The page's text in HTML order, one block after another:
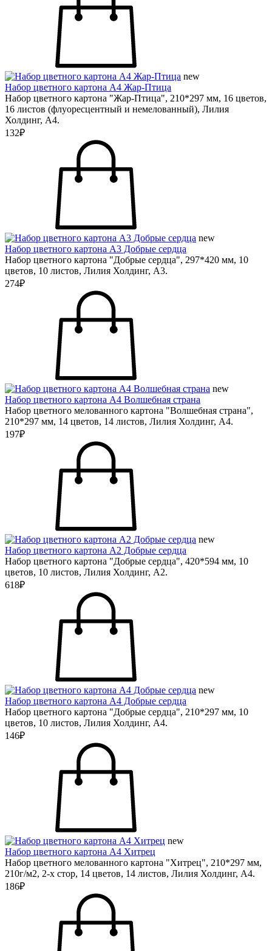
new
Набор цветного картона А4 Жар-Птица
Набор цветного картона "Жар-Птица", 210*297 мм, 16 цветов,
16 листов (флуоресцентный и немелованный), Лилия
Холдинг, А4.
132₽
new
Набор цветного картона А3 Добрые сердца
Набор цветного картона "Добрые сердца", 297*420 мм, 10
цветов, 10 листов, Лилия Холдинг, А3.
274₽
new
Набор цветного картона А4 Волшебная страна
Набор цветного мелованного картона "Волшебная страна",
210*297 мм, 14 цветов, 14 листов, Лилия Холдинг, А4.
197₽
new
Набор цветного картона А2 Добрые сердца
Набор цветного картона "Добрые сердца", 420*594 мм, 10
цветов, 10 листов, Лилия Холдинг, А2.
618₽
new
Набор цветного картона А4 Добрые сердца
Набор цветного картона "Добрые сердца", 210*297 мм, 10
цветов, 10 листов, Лилия Холдинг, А4.
146₽
new
Набор цветного картона А4 Хитрец
Набор цветного мелованного картона "Хитрец", 210*297 мм,
210г/м2, 2-х стор, 14 цветов, 14 листов, Лилия Холдинг, А4.
186₽